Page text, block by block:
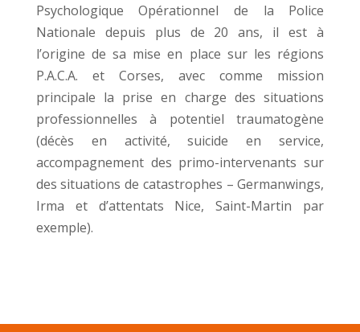
Psychologique Opérationnel de la Police
Nationale depuis plus de 20 ans, il est à
l’origine de sa mise en place sur les régions
P.A.C.A. et Corses, avec comme mission
principale la prise en charge des situations
professionnelles à potentiel traumatogène
(décès en activité, suicide en service,
accompagnement des primo-intervenants sur
des situations de catastrophes – Germanwings,
Irma et d’attentats Nice, Saint-Martin par
exemple).